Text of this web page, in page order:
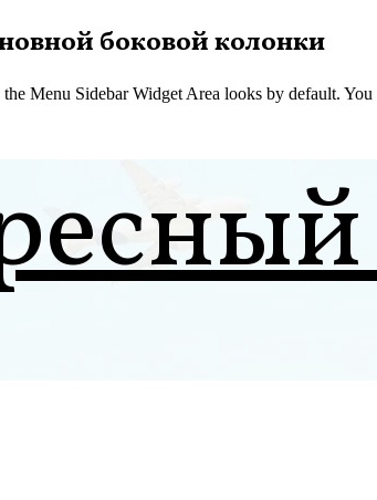
боковой колонки
Menu Sidebar Widget Area looks by default.